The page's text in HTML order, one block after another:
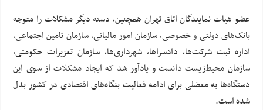
عضو هیات نمایندگان اتاق تهران همچنین، دسته دیگر مشکلات را متوجه
بانک‌های دولتی و خصوصی، سازمان امور مالیاتی، سازمان تامین اجتماعی،
اداره ثبت شرکت‌ها، دادسراها، شهرداری‌ها، سازمان تعزیرات حکومتی،
سازمان محیط‌زیست دانست و یادآور شد که ایجاد مشکلات از سوی این
دستگاه‌ها به معضلی برای ادامه فعالیت بنگاه‌های اقتصادی در کشور بدل
شده‌ است.